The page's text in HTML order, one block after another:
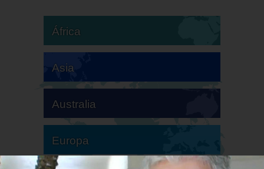
África
Asia
Australia
Europa